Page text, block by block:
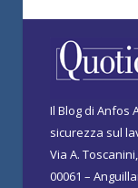
Il Blog di Anfos
sicurezza sul
Via A.
00061 –